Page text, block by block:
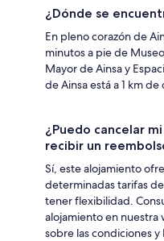
¿Dónde se
En pleno corazón de
minutos a pie de
Mayor de Ainsa y
de Ainsa está a 1 km de
¿Puedo cancelar
recibir un
Sí, este alojamiento
determinadas tarifas
tener flexibilidad.
alojamiento en
sobre las condiciones y